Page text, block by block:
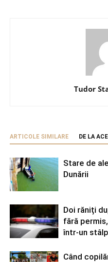
Tudor
ARTICOLE SIMILARE DE LA
Stare de
Dunării
Doi răniți
fără
într-un stâlp
Când